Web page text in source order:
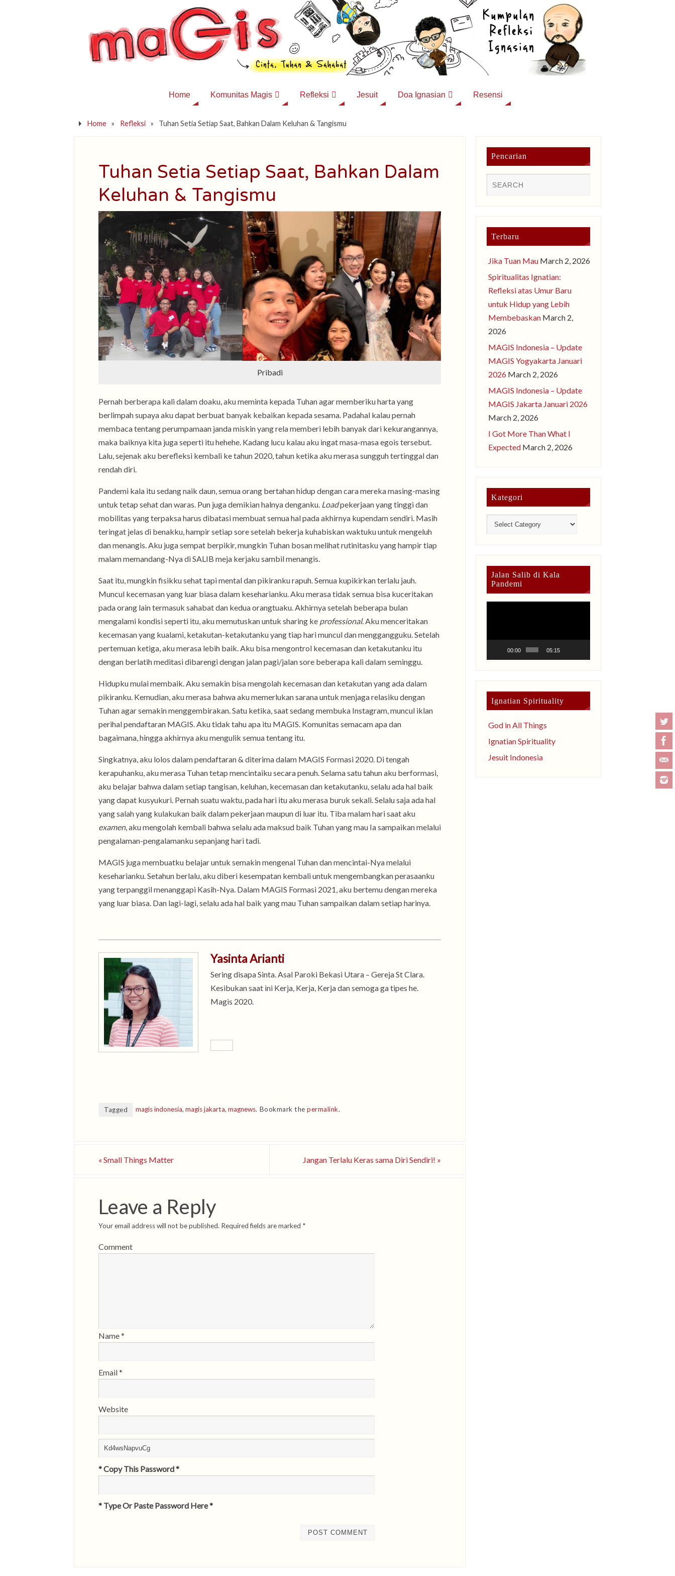
Home Komunitas Magis Refleksi Jesuit Doa Ignasian Resensi
Home » Refleksi » Tuhan Setia Setiap Saat, Bahkan Dalam Keluhan & Tangismu
Tuhan Setia Setiap Saat, Bahkan Dalam
Keluhan & Tangismu
Pribadi
Pernah berberapa kali dalam doaku, aku meminta kepada Tuhan agar memberiku harta yang
berlimpah supaya aku dapat berbuat banyak kebaikan kepada sesama. Padahal kalau pernah
membaca tentang perumpamaan janda miskin yang rela memberi lebih banyak dari kekurangannya,
maka baiknya kita juga seperti itu hehehe. Kadang lucu kalau aku ingat masa-masa egois tersebut.
Lalu, sejenak aku berefleksi kembali ke tahun 2020, tahun ketika aku merasa sungguh tertinggal dan
rendah diri.
Pandemi kala itu sedang naik daun, semua orang bertahan hidup dengan cara mereka masing-masing
untuk tetap sehat dan waras. Pun juga demikian halnya denganku. Loadpekerjaan yang tinggi dan
mobilitas yang terpaksa harus dibatasi membuat semua hal pada akhirnya kupendam sendiri. Masih
teringat jelas di benakku, hampir setiap sore setelah bekerja kuhabiskan waktuku untuk mengeluh
dan menangis. Aku juga sempat berpikir, mungkin Tuhan bosan melihat rutinitasku yang hampir tiap
malam memandang-Nya di SALIB meja kerjaku sambil menangis.
Saat itu, mungkin fisikku sehat tapi mental dan pikiranku rapuh. Semua kupikirkan terlalu jauh.
Muncul kecemasan yang luar biasa dalam keseharianku. Aku merasa tidak semua bisa kuceritakan
pada orang lain termasuk sahabat dan kedua orangtuaku. Akhirnya setelah beberapa bulan
mengalami kondisi seperti itu, aku memutuskan untuk sharing ke professional. Aku menceritakan
kecemasan yang kualami, ketakutan-ketakutanku yang tiap hari muncul dan menggangguku. Setelah
pertemuan ketiga, aku merasa lebih baik. Aku bisa mengontrol kecemasan dan ketakutanku itu
dengan berlatih meditasi dibarengi dengan jalan pagi/jalan sore beberapa kali dalam seminggu.
Hidupku mulai membaik. Aku semakin bisa mengolah kecemasan dan ketakutan yang ada dalam
pikiranku. Kemudian, aku merasa bahwa aku memerlukan sarana untuk menjaga relasiku dengan
Tuhan agar semakin menggembirakan. Satu ketika, saat sedang membuka Instagram, muncul iklan
perihal pendaftaran MAGIS. Aku tidak tahu apa itu MAGIS. Komunitas semacam apa dan
bagaimana, hingga akhirnya aku mengulik semua tentang itu.
Singkatnya, aku lolos dalam pendaftaran & diterima dalam MAGIS Formasi 2020. Di tengah
kerapuhanku, aku merasa Tuhan tetap mencintaiku secara penuh. Selama satu tahun aku berformasi,
aku belajar bahwa dalam setiap tangisan, keluhan, kecemasan dan ketakutanku, selalu ada hal baik
yang dapat kusyukuri. Pernah suatu waktu, pada hari itu aku merasa buruk sekali. Selalu saja ada hal
yang salah yang kulakukan baik dalam pekerjaan maupun di luar itu. Tiba malam hari saat aku
examen, aku mengolah kembali bahwa selalu ada maksud baik Tuhan yang mau Ia sampaikan melalui
pengalaman-pengalamanku sepanjang hari tadi.
MAGIS juga membuatku belajar untuk semakin mengenal Tuhan dan mencintai-Nya melalui
keseharianku. Setahun berlalu, aku diberi kesempatan kembali untuk mengembangkan perasaanku
yang terpanggil menanggapi Kasih-Nya. Dalam MAGIS Formasi 2021, aku bertemu dengan mereka
yang luar biasa. Dan lagi-lagi, selalu ada hal baik yang mau Tuhan sampaikan dalam setiap harinya.
Yasinta Arianti
Sering disapa Sinta. Asal Paroki Bekasi Utara – Gereja St Clara.
Kesibukan saat ini Kerja, Kerja, Kerja dan semoga ga tipes he.
Magis 2020.
Tagged magis indonesia, magis jakarta, magnews. Bookmark the permalink.
« Small Things Matter Jangan Terlalu Keras sama Diri Sendiri! »
Leave a Reply
Your email address will not be published. Required fields are marked *
Comment
Name*
Email*
Website
* Copy This Password *
* Type Or Paste Password Here *
Pencarian
Terbaru
Jika Tuan Mau March 2, 2026
Spiritualitas Ignatian:
Refleksi atas Umur Baru
untuk Hidup yang Lebih
Membebaskan March 2,
2026
MAGIS Indonesia – Update
MAGIS Yogyakarta Januari
2026 March 2, 2026
MAGIS Indonesia – Update
MAGIS Jakarta Januari 2026
March 2, 2026
I Got More Than What I
Expected March 2, 2026
Kategori
Jalan Salib di Kala
Pandemi
00:00 05:15
Ignatian Spirituality
God in All Things
Ignatian Spirituality
Jesuit Indonesia